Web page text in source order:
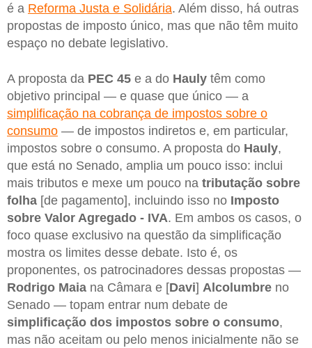
é a Reforma Justa e Solidária. Além disso, há outras
propostas de imposto único, mas que não têm muito
espaço no debate legislativo.
A proposta da PEC 45 e a do Hauly têm como
objetivo principal — e quase que único — a
simplificação na cobrança de impostos sobre o
consumo — de impostos indiretos e, em particular,
impostos sobre o consumo. A proposta do Hauly,
que está no Senado, amplia um pouco isso: inclui
mais tributos e mexe um pouco na tributação sobre
folha [de pagamento], incluindo isso no Imposto
sobre Valor Agregado - IVA. Em ambos os casos, o
foco quase exclusivo na questão da simplificação
mostra os limites desse debate. Isto é, os
proponentes, os patrocinadores dessas propostas —
Rodrigo Maia na Câmara e [Davi] Alcolumbre no
Senado — topam entrar num debate de
simplificação dos impostos sobre o consumo,
mas não aceitam ou pelo menos inicialmente não se